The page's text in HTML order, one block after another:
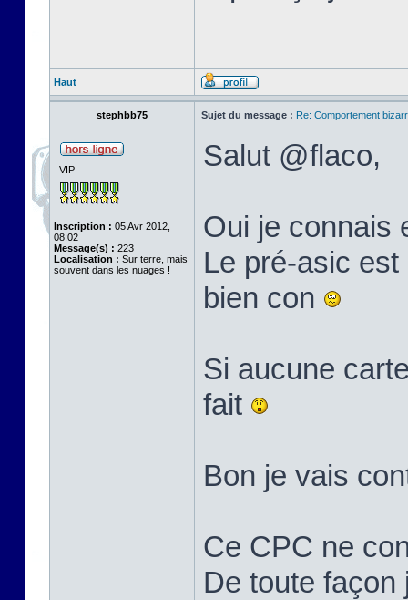
Haut
stephbb75 Sujet du message : Re: Comportement
VIP
Inscription : 05 Avr 2012,
08:02
Message(s) : 223
Localisation : Sur terre, mais
souvent dans les nuages !
Salut @flaco,
Oui je connais
Le pré-asic
bien con
Si aucune
fait
Bon je vais
Ce CPC ne
De toute façon